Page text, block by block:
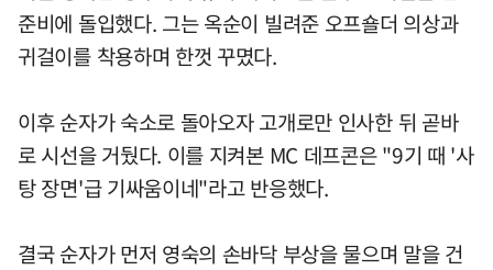
준비에 돌입했다. 그는 옥순이 빌려준 오프숄더 의상과
귀걸이를 착용하며 한껏 꾸몄다.
이후 순자가 숙소로 돌아오자 고개로만 인사한 뒤 곧바
로 시선을 거뒀다. 이를 지켜본 MC 데프콘은 "9기 때 '사
탕 장면'급 기싸움이네"라고 반응했다.
결국 순자가 먼저 영숙의 손바닥 부상을 물으며 말을 건